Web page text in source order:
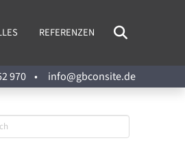
REFERENZEN
970 • info@gbconsite.de